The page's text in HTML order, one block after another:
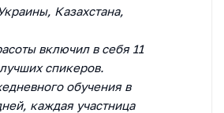
Казахстана,
включил в себя 11
спикеров.
обучения в
каждая участница